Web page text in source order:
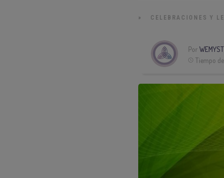
» CELEBRACIONES Y
Por
Tiempo